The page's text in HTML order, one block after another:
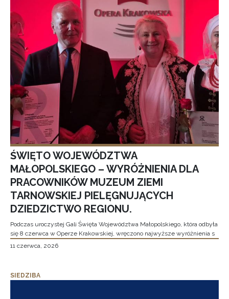
ŚWIĘTO WOJEWÓDZTWA
MAŁOPOLSKIEGO – WYRÓŻNIENIA DLA
PRACOWNIKÓW MUZEUM ZIEMI
TARNOWSKIEJ PIELĘGNUJĄCYCH
DZIEDZICTWO REGIONU.
Podczas uroczystej Gali Święta Województwa Małopolskiego, która odbyła
się 8 czerwca w Operze Krakowskiej, wręczono najwyższe wyróżnienia s
11 czerwca, 2026
SIEDZIBA